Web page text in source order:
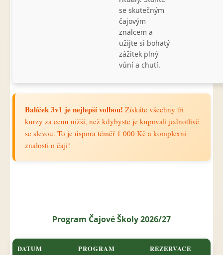
se skutečným
čajovým
znalcem a
užijte si bohatý
zážitek plný
vůní a chutí.
Balíček 3v1 je nejlepší volbou! Získáte všechny tři
kurzy za cenu nižší, než kdybyste je kupovali jednotlivě
se slevou. To je úspora téměř 1 000 Kč a komplexní
znalosti o čaji!
Program Čajové Školy 2026/27
DATUM PROGRAM REZERVACE